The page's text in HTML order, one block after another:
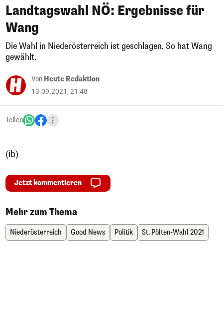
Landtagswahl NÖ: Ergebnisse für
Wang
Die Wahl in Niederösterreich ist geschlagen. So hat Wang
gewählt.
Von Heute Redaktion
13.09.2021, 21:48
Teilen
(ib)
Jetzt kommentieren
Mehr zum Thema
Niederösterreich Good News Politik St. Pölten-Wahl 2021